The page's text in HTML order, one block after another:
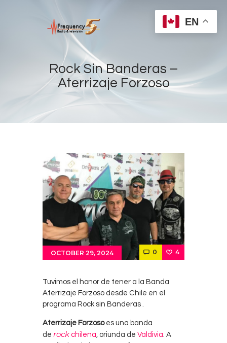
Rock Sin Banderas –
Aterrizaje Forzoso
Radios
Shows
Sports
News
Events
Store
Contacts
Cine
OCTOBER 29, 2024 0 4
Tuvimos el honor de tener a la Banda
Aterrizaje Forzoso desde Chile en el
programa Rock sin Banderas .
Aterrizaje Forzosoes una banda
de rock chilena , oriunda de Valdivia . A
EN